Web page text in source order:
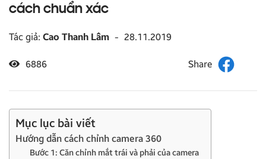
cách chuẩn xác
Tác giả: Cao Thanh Lâm - 28.11.2019
6886
Mục lục bài viết
Hướng dẫn cách chỉnh camera 360
Bước 1: Căn chỉnh mắt trái và phải của camera